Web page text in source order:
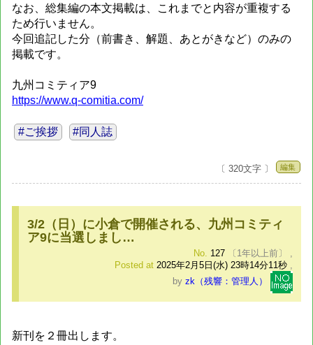
なお、総集編の本文掲載は、これまでと内容が重複する
ため行いません。
今回追記した分（前書き、解題、あとがきなど）のみの
掲載です。
九州コミティア9
https://www.q-comitia.com/
#ご挨拶 #同人誌
〔 320文字 〕 編集
3/2（日）に小倉で開催される、九州コミティ
ア9に当選しまし…
No. 127 〔1年以上前〕
,
Posted at 2025年2月5日(水) 23時14分11秒 ,
by zk（残響：管理人）
新刊を２冊出します。